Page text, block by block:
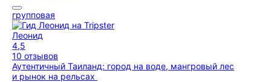
групповая
Леонид
4,5
10 отзывов
Аутентичный Таиланд: город на воде, мангровый лес
и рынок на рельсах